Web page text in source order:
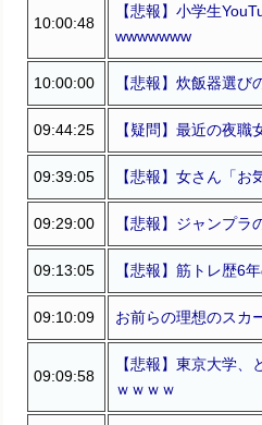
10:00:48
【悲報】小学生
wwwwwww
10:00:00 【悲報】炊飯器選
09:44:25 【疑問】最近の夜
09:39:05 【悲報】女さん「
09:29:00 【悲報】ジャンプ
09:13:05 【悲報】筋トレ歴6
09:10:09 お前らの理想のスカ
09:09:58
【悲報】東京大学
ｗｗｗｗ